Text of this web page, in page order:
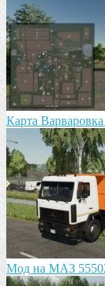
Карта
Мод на МАЗ